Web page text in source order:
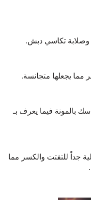
تكاسي دبش.
يجعلها متجانسة.
بالمونة فيما يعرف بـ
جداً للتفتت والكسر مما